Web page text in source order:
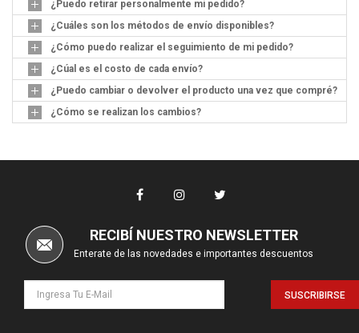
¿Puedo retirar personalmente mi pedido?
¿Cuáles son los métodos de envío disponibles?
¿Cómo puedo realizar el seguimiento de mi pedido?
¿Cúal es el costo de cada envío?
¿Puedo cambiar o devolver el producto una vez que compré?
¿Cómo se realizan los cambios?
RECIBÍ NUESTRO NEWSLETTER
Enterate de las novedades e importantes descuentos
SUSCRIBIRSE